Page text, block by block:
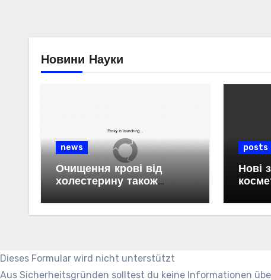
Новини Науки
news
Очищення крові від
холестерину також
хімікатів» та пластику в
posts
Нові
Dieses Formular wird nicht unterstützt
Aus Sicherheitsgründen solltest du keine Informationen